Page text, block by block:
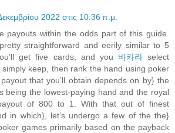
2022 στις 10:36 π.μ.
payouts within the odds part of this guide.
straightforward and eerily similar to 5
get five cards, and you 바카라select
keep, then rank the hand using poker
that you’ll obtain depends on by} the
being the lowest-paying hand and the royal
of 800 to 1. With that out of finest
in which}, let’s undergo a few of the the}
games primarily based on the payback